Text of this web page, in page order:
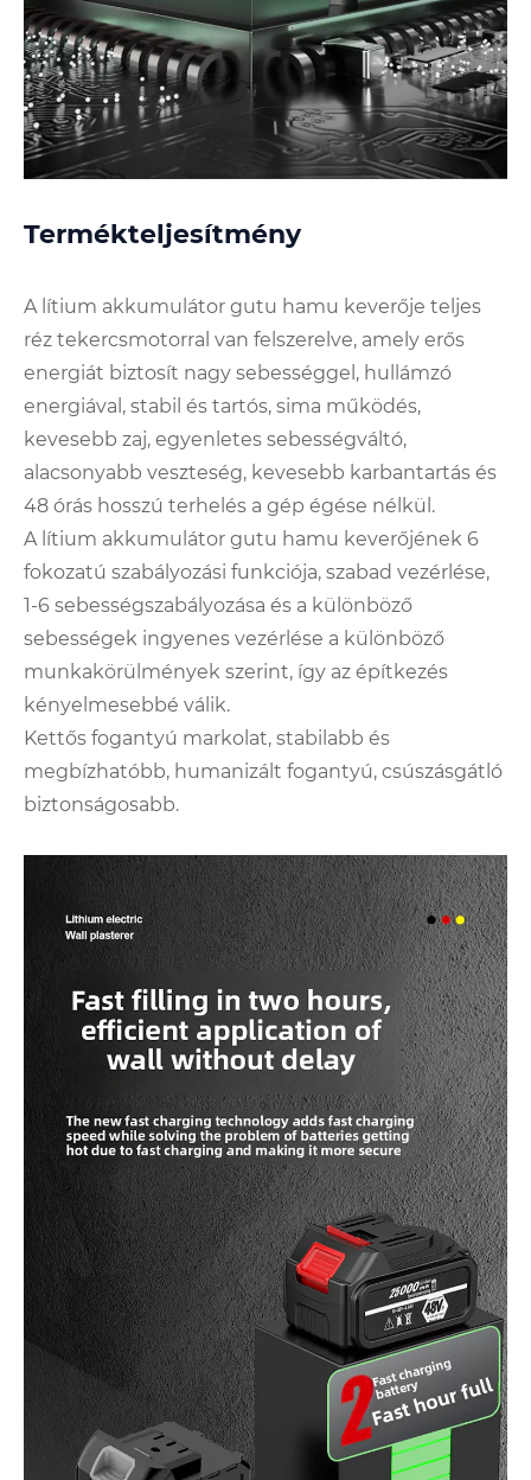
Termékteljesítmény
A lítium akkumulátor gutu hamu keverője teljes
réz tekercsmotorral van felszerelve, amely erős
energiát biztosít nagy sebességgel, hullámzó
energiával, stabil és tartós, sima működés,
kevesebb zaj, egyenletes sebességváltó,
alacsonyabb veszteség, kevesebb karbantartás és
48 órás hosszú terhelés a gép égése nélkül.
A lítium akkumulátor gutu hamu keverőjének 6
fokozatú szabályozási funkciója, szabad vezérlése,
1-6 sebességszabályozása és a különböző
sebességek ingyenes vezérlése a különböző
munkakörülmények szerint, így az építkezés
kényelmesebbé válik.
Kettős fogantyú markolat, stabilabb és
megbízhatóbb, humanizált fogantyú, csúszásgátló
biztonságosabb.